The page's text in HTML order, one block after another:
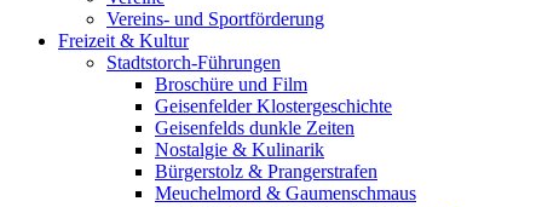
Vereins- und Sportförderung
Freizeit & Kultur
Stadtstorch-Führungen
Broschüre und Film
Geisenfelder Klostergeschichte
Geisenfelds dunkle Zeiten
Nostalgie & Kulinarik
Bürgerstolz & Prangerstrafen
Meuchelmord & Gaumenschmaus